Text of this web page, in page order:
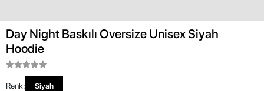
Day Night Baskılı Oversize Unisex Siyah
Hoodie
Renk: Siyah